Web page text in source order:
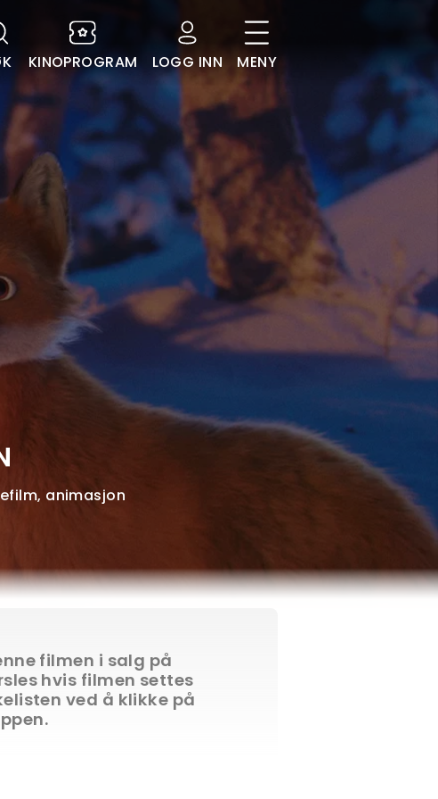
KINOPROGRAM LOGG INN MENY
animasjon
filmen i salg på
hvis filmen settes
ved å klikke på